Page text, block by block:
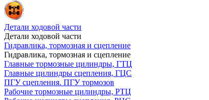
Детали ходовой части
Детали ходовой части
Гидравлика, тормозная и сцепление
Гидравлика, тормозная и сцепление
Главные тормозные цилиндры, ГТЦ
Главные цилиндры сцепления, ГЦС
ПГУ сцепления. ПГУ тормозов
Рабочие тормозные цилиндры, РТЦ